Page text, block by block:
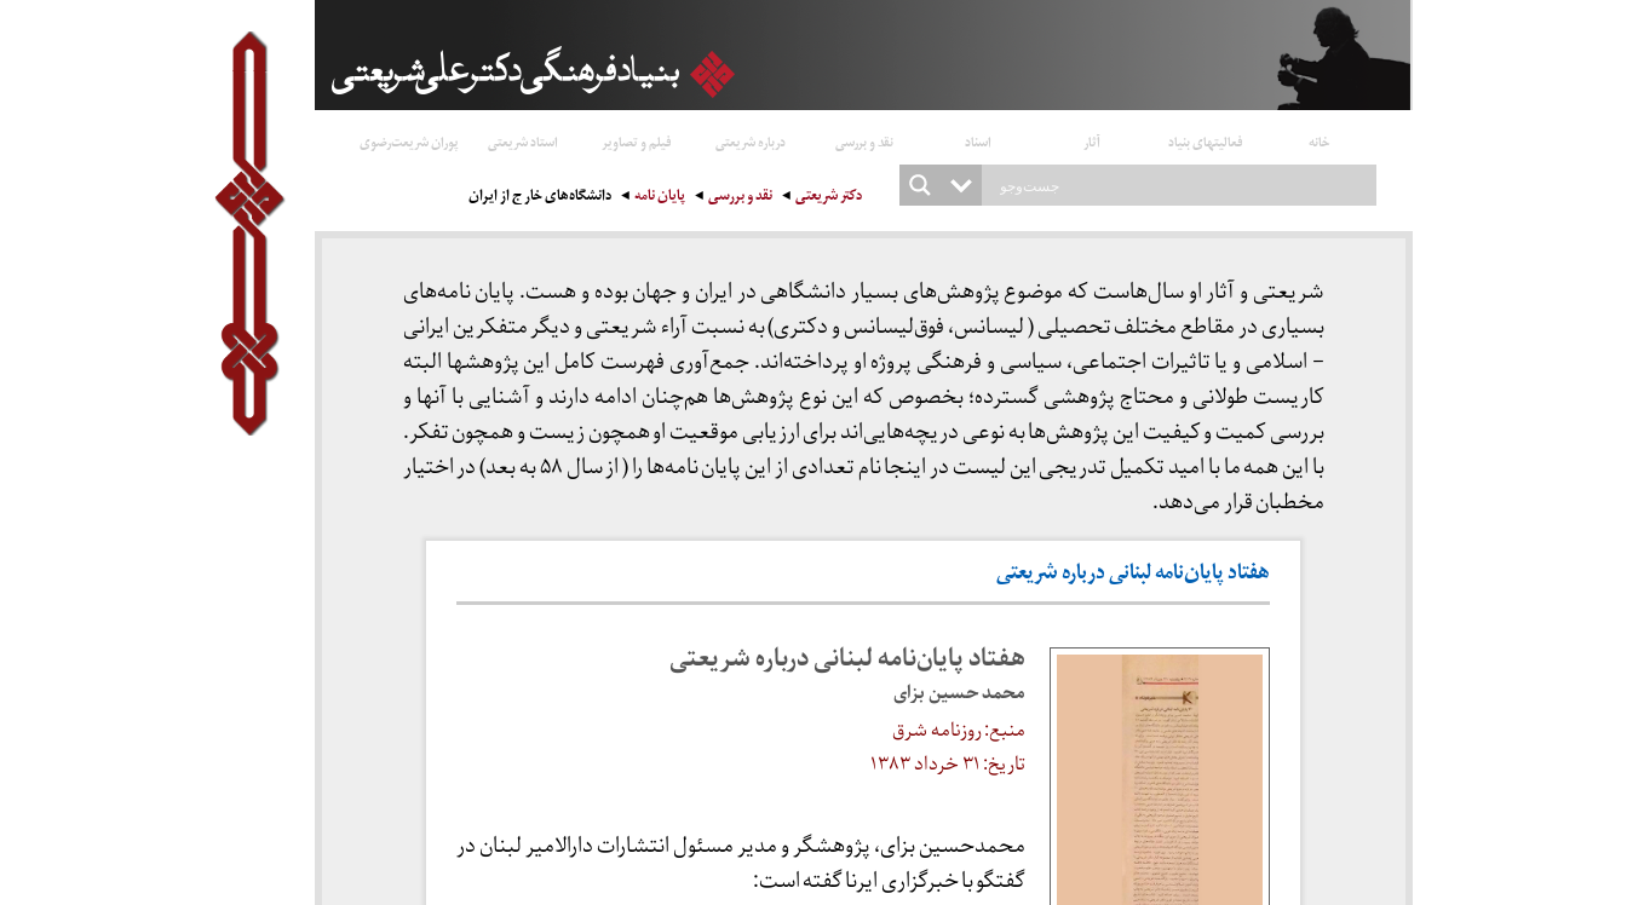
خانه فعالیتهای بنیاد آثار اسناد نقد و بررسی درباره شریعتی فیلم و تصاویر استاد شریعتی پوران شریعت‌رضوی
دکتر شریعتی نقد و بررسی پایان نامه دانشگاه‌های خارج از ایران
شریعتی و آثار او سال‌هاست که موضوع پژوهش‌های بسیار دانشگاهی در ایران و جهان بوده و هست. پایان نامه‌های
بسیاری در مقاطع مختلف تحصیلی ( لیسانس، فوق‌لیسانس و دکتری) به نسبت آراء شریعتی و دیگر متفکرین ایرانی
– اسلامی و یا تاثیرات اجتماعی، سیاسی و فرهنگی پروژه او پرداخته‌اند. جمع‌آوری فهرست کامل این پژوهشها البته
کاریست طولانی و محتاج پژوهشی گسترده؛ بخصوص که این نوع پژوهش‌ها هم‌چنان ادامه دارند و آشنایی با آنها و
بررسی کمیت و کیفیت این پژوهش‌ها به نوعی دریچه‌هایی‌اند برای ارزیابی موقعیت او همچون زیست و همچون تفکر.
با این همه ما با امید تکمیل تدریجی این لیست در اینجا نام تعدادی از این پایان نامه‌ها را ( از سال ۵۸ به بعد) در اختیار
مخطبان قرار می‌دهد.
هفتاد پایان‌نامه لبنانی درباره شریعتی
هفتاد پایان‌نامه لبنانی درباره شریعتی
محمد حسین بزای
منبع: روزنامه شرق
تاریخ: ۳۱ خرداد ۱۳۸۳
محمدحسین بزای، پژوهشگر و مدیر مسئول انتشارات دارالامیر لبنان در
گفتگو با خبرگزاری ایرنا گفته است: